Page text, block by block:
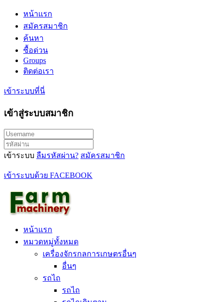
หน้าแรก
สมัครสมาชิก
ค้นหา
ซื้อด่วน
Groups
ติดต่อเรา
เข้าระบบที่นี่
เข้าสู่ระบบสมาชิก
เข้าระบบ ลืมรหัสผ่าน? สมัครสมาชิก
เข้าระบบด้วย FACEBOOK
หน้าแรก
หมวดหมู่ทั้งหมด
เครื่องจักรกลการเกษตรอื่นๆ
อื่นๆ
รถไถ
รถไถ